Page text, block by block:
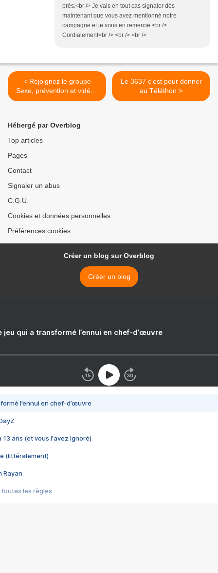
près.<br /> Je vais en tout cas signaler dès
maintenant que vous avez mentionné notre
campagne et je vous en remercie.<br />
Cordialement<br /> <br /> <br />
< Rejoignez le groupe
Sexe, prévention et vidéos
sur Yagg
Le 3637 c'est pour donner
au Téléthon >
Hébergé par Overblog
Top articles
Pages
Contact
Signaler un abus
C.G.U.
Cookies et données personnelles
Préférences cookies
Créer un blog sur Overblog
Créer un blog
jeu qui a transformé l’ennui en chef-d’œuvre
l’ennui en chef-d’œuvre
13 ans (et vous l'avez ignoré)
(littéralement)
Rayan
toutes les règles